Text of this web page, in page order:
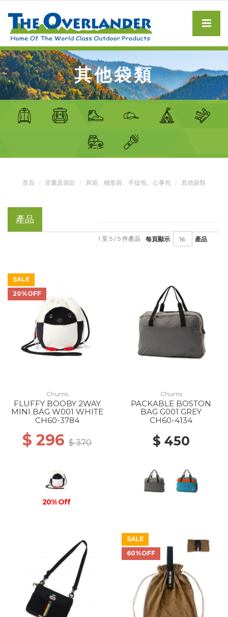
其他袋類
首頁 背囊及袋款 肩袋、桶形袋、手提包、公事包 其他袋類
產品
每頁顯示 產品
1 至 5 / 5 件產品
SALE
20%OFF
Chums
FLUFFY BOOBY 2WAY
MINI BAG W001 WHITE
CH60-3784
$ 296 $ 370
20% Off
Chums
PACKABLE BOSTON
BAG G001 GREY
CH60-4134
$ 450
SALE
60%OFF